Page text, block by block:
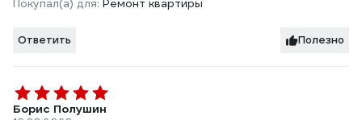
Покупал(а) для: Ремонт квартиры
Ответить Полезно
Борис Полушин